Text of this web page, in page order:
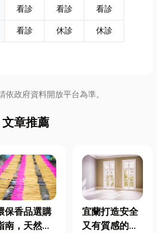
看診 看診
看診
看診 休診 休診
政府資料開放平台為準。
文章推薦
保香品選購
南，天然香
宜蘭打造安全
又有質感的